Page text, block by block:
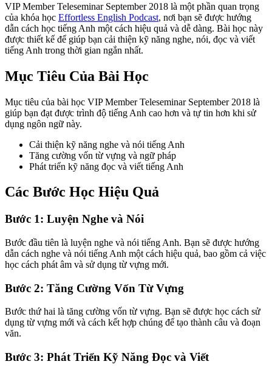
VIP Member Teleseminar September 2018 là một phần quan trọng
của khóa học Effortless English Podcast, nơi bạn sẽ được hướng
dẫn cách học tiếng Anh một cách hiệu quả và dễ dàng. Bài học này
được thiết kế để giúp bạn cải thiện kỹ năng nghe, nói, đọc và viết
tiếng Anh trong thời gian ngắn nhất.
Mục Tiêu Của Bài Học
Mục tiêu của bài học VIP Member Teleseminar September 2018 là
giúp bạn đạt được trình độ tiếng Anh cao hơn và tự tin hơn khi sử
dụng ngôn ngữ này.
Cải thiện kỹ năng nghe và nói tiếng Anh
Tăng cường vốn từ vựng và ngữ pháp
Phát triển kỹ năng đọc và viết tiếng Anh
Các Bước Học Hiệu Quả
Bước 1: Luyện Nghe và Nói
Bước đầu tiên là luyện nghe và nói tiếng Anh. Bạn sẽ được hướng
dẫn cách nghe và nói tiếng Anh một cách hiệu quả, bao gồm cả việc
học cách phát âm và sử dụng từ vựng mới.
Bước 2: Tăng Cường Vốn Từ Vựng
Bước thứ hai là tăng cường vốn từ vựng. Bạn sẽ được học cách sử
dụng từ vựng mới và cách kết hợp chúng để tạo thành câu và đoạn
văn.
Bước 3: Phát Triển Kỹ Năng Đọc và Viết